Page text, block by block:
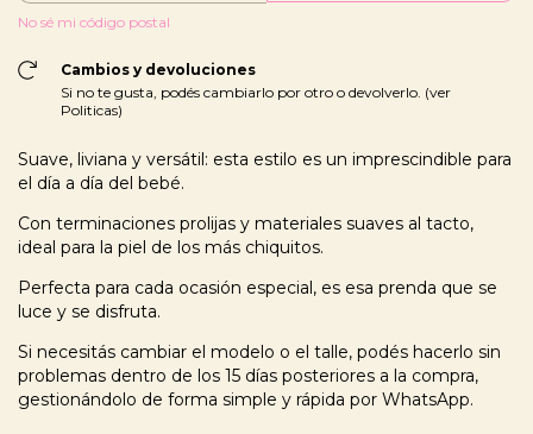
No sé mi código postal
Cambios y devoluciones
Si no te gusta, podés cambiarlo por otro o devolverlo. (ver
Politicas)
Suave, liviana y versátil: esta estilo es un imprescindible para
el día a día del bebé.
Con terminaciones prolijas y materiales suaves al tacto,
ideal para la piel de los más chiquitos.
Perfecta para cada ocasión especial, es esa prenda que se
luce y se disfruta.
Si necesitás cambiar el modelo o el talle, podés hacerlo sin
problemas dentro de los 15 días posteriores a la compra,
gestionándolo de forma simple y rápida por WhatsApp.